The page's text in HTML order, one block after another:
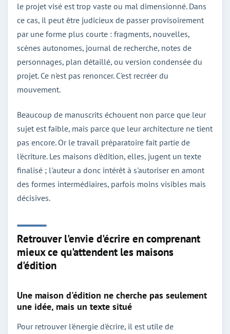
le projet visé est trop vaste ou mal dimensionné. Dans
ce cas, il peut être judicieux de passer provisoirement
par une forme plus courte : fragments, nouvelles,
scènes autonomes, journal de recherche, notes de
personnages, plan détaillé, ou version condensée du
projet. Ce n'est pas renoncer. C'est recréer du
mouvement.
Beaucoup de manuscrits échouent non parce que leur
sujet est faible, mais parce que leur architecture ne tient
pas encore. Or le travail préparatoire fait partie de
l'écriture. Les maisons d'édition, elles, jugent un texte
finalisé ; l'auteur a donc intérêt à s'autoriser en amont
des formes intermédiaires, parfois moins visibles mais
décisives.
Retrouver l'envie d'écrire en comprenant
mieux ce qu'attendent les maisons
d'édition
Une maison d'édition ne cherche pas seulement
une idée, mais un texte situé
Pour retrouver l'énergie d'écrire, il est utile de